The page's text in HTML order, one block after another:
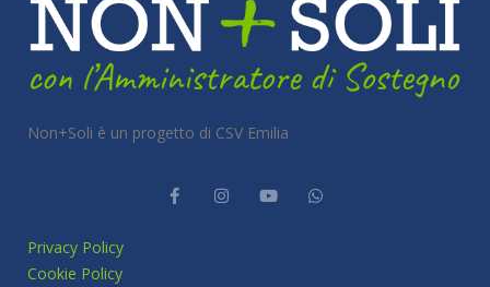
Non+Soli è un progetto di CSV Emilia
Privacy Policy
Cookie Policy